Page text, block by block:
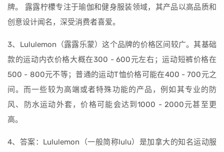
牌。 露露柠檬专注于瑜伽和健身服装领域，其产品以高品质和
创意设计闻名，深受消费者喜爱。
3、Lululemon（露露乐蒙）这个品牌的价格区间较广。其基础
款的运动内衣价格大概在300 - 600元左右；运动短裤价格在
500 - 800元不等；普通的运动T恤价格可能在400 - 700元之
间。而一些较为高端或者特殊功能的产品，例如其专业的防
风、防水运动外套，价格可能会达到1000 - 2000元甚至更
高。
4、答案：Lululemon（一般简称lulu）是加拿大的知名运动服